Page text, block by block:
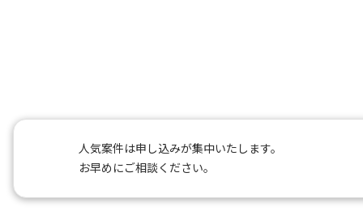
人気案件は申し込みが集中いたします。
お早めにご相談ください。